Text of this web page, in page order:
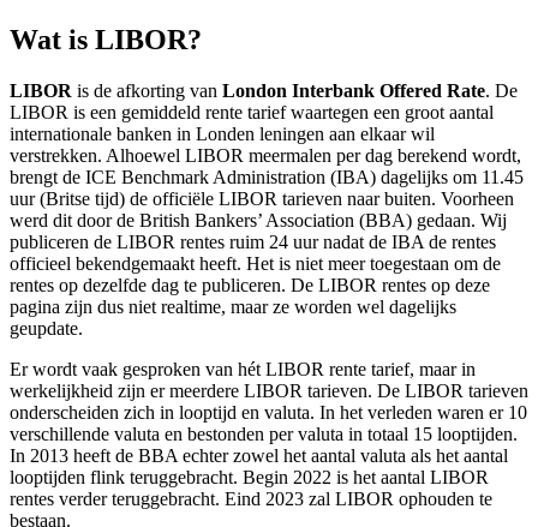
Wat is LIBOR?
LIBOR is de afkorting van London Interbank Offered Rate. De
LIBOR is een gemiddeld rente tarief waartegen een groot aantal
internationale banken in Londen leningen aan elkaar wil
verstrekken. Alhoewel LIBOR meermalen per dag berekend wordt,
brengt de ICE Benchmark Administration (IBA) dagelijks om 11.45
uur (Britse tijd) de officiële LIBOR tarieven naar buiten. Voorheen
werd dit door de British Bankers’ Association (BBA) gedaan. Wij
publiceren de LIBOR rentes ruim 24 uur nadat de IBA de rentes
officieel bekendgemaakt heeft. Het is niet meer toegestaan om de
rentes op dezelfde dag te publiceren. De LIBOR rentes op deze
pagina zijn dus niet realtime, maar ze worden wel dagelijks
geupdate.
Er wordt vaak gesproken van hét LIBOR rente tarief, maar in
werkelijkheid zijn er meerdere LIBOR tarieven. De LIBOR tarieven
onderscheiden zich in looptijd en valuta. In het verleden waren er 10
verschillende valuta en bestonden per valuta in totaal 15 looptijden.
In 2013 heeft de BBA echter zowel het aantal valuta als het aantal
looptijden flink teruggebracht. Begin 2022 is het aantal LIBOR
rentes verder teruggebracht. Eind 2023 zal LIBOR ophouden te
bestaan.